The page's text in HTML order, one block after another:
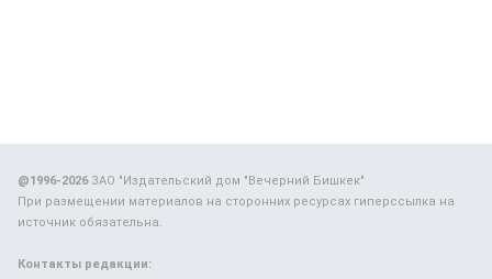
@1996-2026ЗАО "Издательский дом "Вечерний Бишкек"
При размещении материалов на сторонних ресурсах гиперссылка на
источник обязательна.
Контакты редакции: